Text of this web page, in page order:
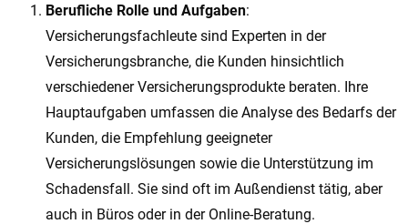
Berufliche Rolle und Aufgaben:
Versicherungsfachleute sind Experten in der
Versicherungsbranche, die Kunden hinsichtlich
verschiedener Versicherungsprodukte beraten. Ihre
Hauptaufgaben umfassen die Analyse des Bedarfs der
Kunden, die Empfehlung geeigneter
Versicherungslösungen sowie die Unterstützung im
Schadensfall. Sie sind oft im Außendienst tätig, aber
auch in Büros oder in der Online-Beratung.